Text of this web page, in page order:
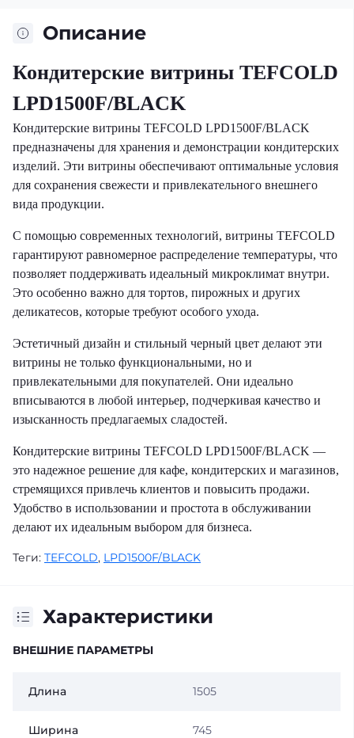
Описание
Кондитерские витрины TEFCOLD
LPD1500F/BLACK
Кондитерские витрины TEFCOLD LPD1500F/BLACK
предназначены для хранения и демонстрации кондитерских
изделий. Эти витрины обеспечивают оптимальные условия
для сохранения свежести и привлекательного внешнего
вида продукции.
С помощью современных технологий, витрины TEFCOLD
гарантируют равномерное распределение температуры, что
позволяет поддерживать идеальный микроклимат внутри.
Это особенно важно для тортов, пирожных и других
деликатесов, которые требуют особого ухода.
Эстетичный дизайн и стильный черный цвет делают эти
витрины не только функциональными, но и
привлекательными для покупателей. Они идеально
вписываются в любой интерьер, подчеркивая качество и
изысканность предлагаемых сладостей.
Кондитерские витрины TEFCOLD LPD1500F/BLACK —
это надежное решение для кафе, кондитерских и магазинов,
стремящихся привлечь клиентов и повысить продажи.
Удобство в использовании и простота в обслуживании
делают их идеальным выбором для бизнеса.
Теги: TEFCOLD, LPD1500F/BLACK
Характеристики
ВНЕШНИЕ ПАРАМЕТРЫ
Длина 1505
Ширина 745